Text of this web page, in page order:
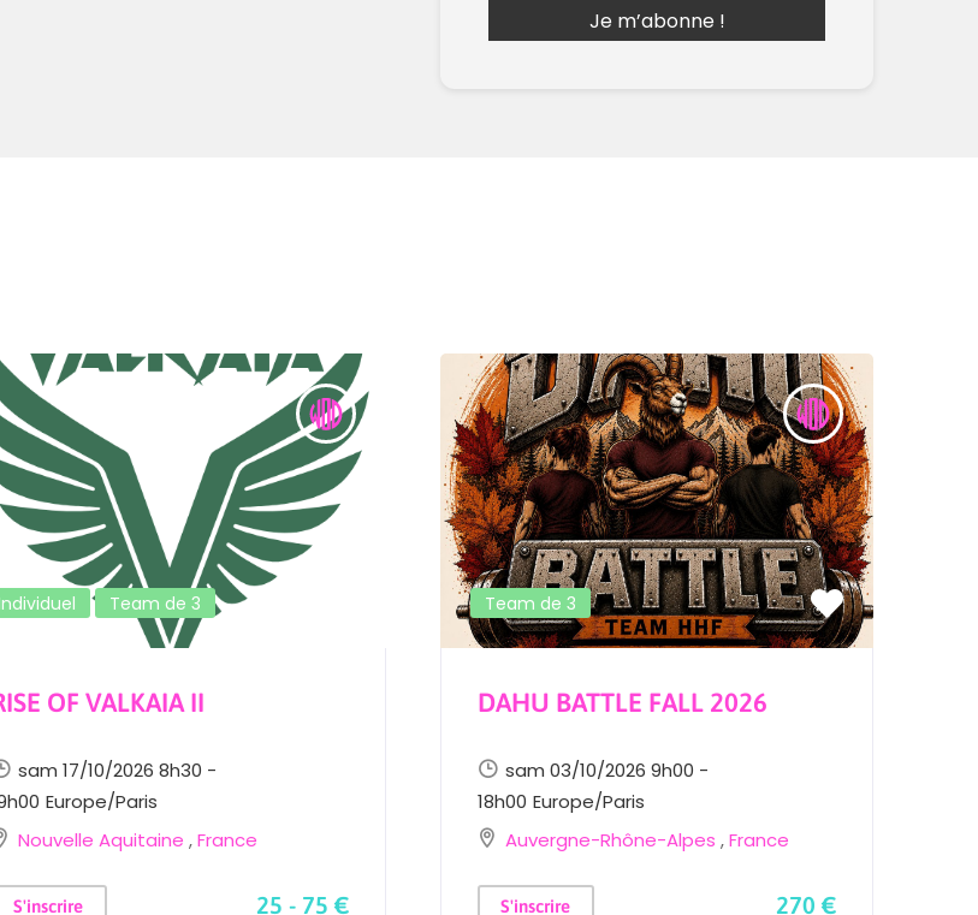
Team de 3
OF VALKAIA II
sam 17/10/2026 8h30 -
Europe/Paris
Nouvelle Aquitaine ,France
S'inscrire 25 - 75 €
Team de 3
DAHU BATTLE FALL 2026
sam 03/10/2026 9h00 -
18h00 Europe/Paris
Auvergne-Rhône-Alpes ,France
S'inscrire 270 €